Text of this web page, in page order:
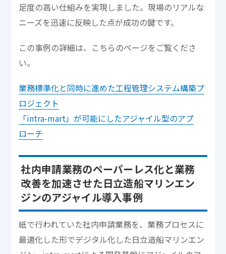
足度の高い仕組みを実現しました。現場のリアルな
ニーズを迅速に反映した点が成功の鍵です。
この事例の詳細は、こちらのページをご覧くださ
い。
業務標準化と同時に進めた工程管理システム構築プ
ロジェクト
「intra-mart」が可能にしたアジャイル型のアプ
ローチ
社内申請業務のペーパーレス化と業務
改善を加速させた日立造船マリンエン
ジンのアジャイル導入事例
紙で行われていた社内申請業務を、業務プロセスに
最適化した形でデジタル化した日立造船マリンエン